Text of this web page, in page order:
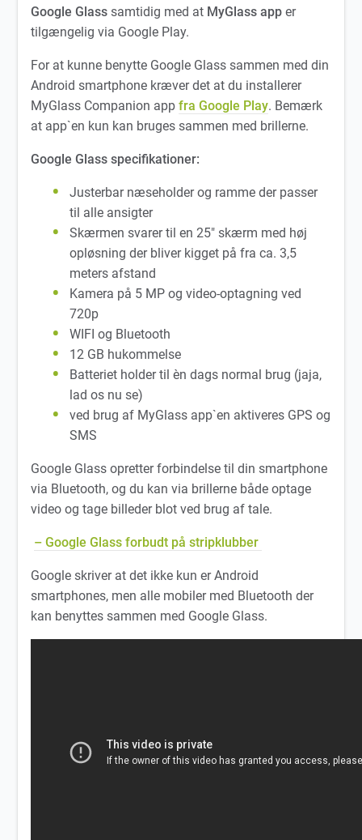
Google Glass samtidig med at MyGlass app er
tilgængelig via Google Play.
For at kunne benytte Google Glass sammen med din
Android smartphone kræver det at du installerer
MyGlass Companion appfra Google Play. Bemærk
at app`en kun kan bruges sammen med brillerne.
Google Glass specifikationer:
Justerbar næseholder og ramme der passer
til alle ansigter
Skærmen svarer til en 25″ skærm med høj
opløsning der bliver kigget på fra ca. 3,5
meters afstand
Kamera på 5 MP og video-optagning ved
720p
WIFI og Bluetooth
12 GB hukommelse
Batteriet holder til èn dags normal brug (jaja,
lad os nu se)
ved brug af MyGlass app`en aktiveres GPS og
SMS
Google Glass opretter forbindelse til din smartphone
via Bluetooth, og du kan via brillerne både optage
video og tage billeder blot ved brug af tale.
– Google Glass forbudt på stripklubber
Google skriver at det ikke kun er Android
smartphones, men alle mobiler med Bluetooth der
kan benyttes sammen med Google Glass.